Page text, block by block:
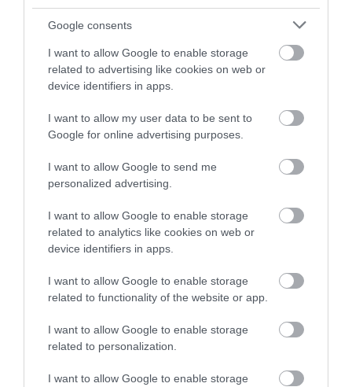
Google consents
I want to allow Google to enable storage
related to advertising like cookies on web or
device identifiers in apps.
I want to allow my user data to be sent to
Google for online advertising purposes.
I want to allow Google to send me
personalized advertising.
I want to allow Google to enable storage
related to analytics like cookies on web or
device identifiers in apps.
I want to allow Google to enable storage
related to functionality of the website or app.
I want to allow Google to enable storage
related to personalization.
I want to allow Google to enable storage
νωρίτερα τις προκαταβολές
08.08.2026 | 18:00
Σε πελάγη ευτυχίας αντιδήμαρχος
στην Εύβοια! Έγινε για τρίτη φορά
08.08.2026 | 17:40
Ευρυδίκη Βαλαβάνη: Οι οικογενειακές
διακοπές στην Εύβοια! Δείτε σε ποια
παραλία
08.08.2026 | 17:20
«Κόκκινος» συναγερμός στην Εύβοια:
ετοιμότητα παντού
08.08.2026 | 17:00
Ρόδος: Έγραψαν 80χρονη για κράνος!
08.08.2026 | 16:40